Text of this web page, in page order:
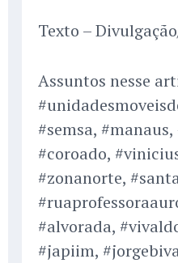
Texto –
Assuntos nesse
#semsa,
#coroado,
#zonanorte,
#alvorada,
#japiim,